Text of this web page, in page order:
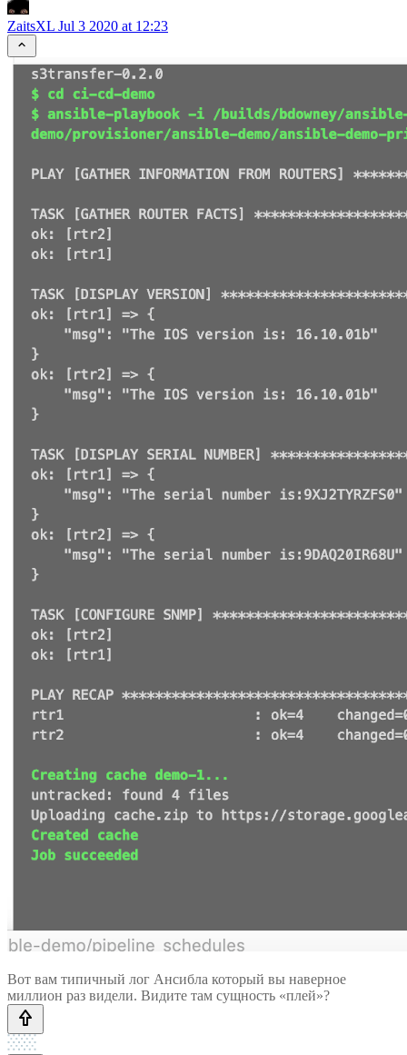
ZaitsXL Jul 3 2020 at 12:23
Вот вам типичный лог Ансибла который вы наверное
миллион раз видели. Видите там сущность «плей»?